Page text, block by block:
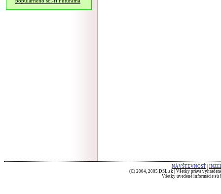
NÁVŠTEVNOSŤ
(C) 2004, 2005 DSL.sk | Všetky práva
Všetky uvedené informácie sú